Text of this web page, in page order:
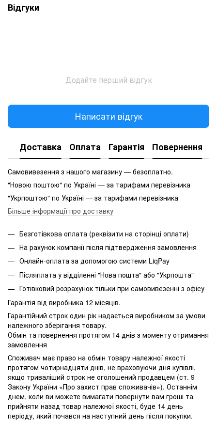
Відгуки
Додайте перший відгук
Написати відгук
Доставка Оплата Гарантія Повернення
Самовивезення з нашого магазину — безоплатно.
"Новою поштою" по Україні — за тарифами перевізника
"Укрпоштою" по Україні — за тарифами перевізника
Більше інформації про доставку
Безготівкова оплата (реквізити на сторінці оплати)
На рахунок компанії після підтвердження замовлення
Онлайн-оплата за допомогою системи LiqPay
Післяплата у відділенні "Нова пошта" або "Укрпошта"
Готівковий розрахунок тільки при самовивезенні з офісу
Гарантія від виробника 12 місяців.
Гарантійний строк один рік надається виробником за умови
належного зберігання товару.
Обмін та повернення протягом 14 днів з моменту отримання
замовлення
Споживач має право на обмін товару належної якості
протягом чотирнадцяти днів, не враховуючи дня купівлі,
якщо триваліший строк не оголошений продавцем (ст. 9
Закону України «Про захист прав споживачів»). Останнім
днем, коли ви можете вимагати повернути вам гроші та
прийняти назад товар належної якості, буде 14 день
періоду, який почався на наступний день після покупки.